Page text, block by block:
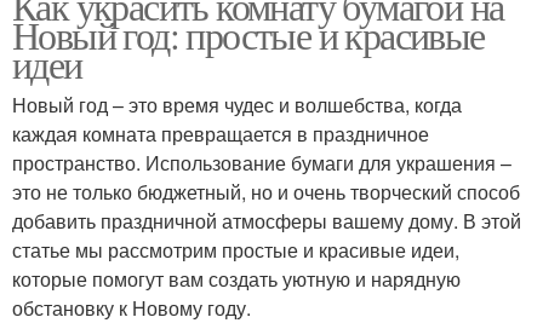
Новый год: простые и красивые
идеи
Новый год – это время чудес и волшебства, когда
каждая комната превращается в праздничное
пространство. Использование бумаги для украшения –
это не только бюджетный, но и очень творческий способ
добавить праздничной атмосферы вашему дому. В этой
статье мы рассмотрим простые и красивые идеи,
которые помогут вам создать уютную и нарядную
обстановку к Новому году.